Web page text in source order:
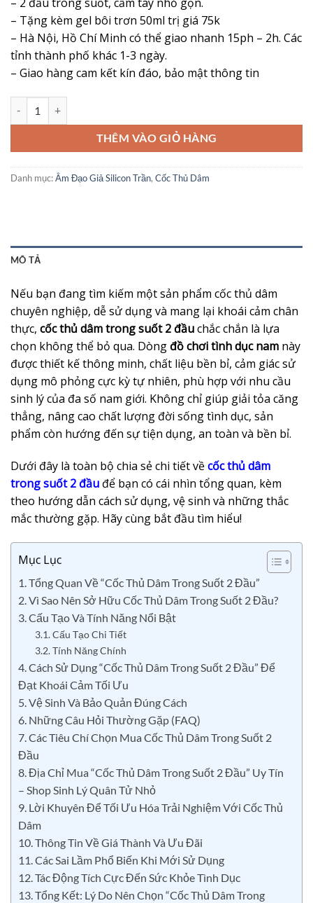
245,000 ₫.
– Tặng kèm gel bôi trơn 50ml trị giá 75k
– Hà Nội, Hồ Chí Minh có thể giao nhanh 15ph – 2h. Các
tỉnh thành phố khác 1-3 ngày.
– Giao hàng cam kết kín đáo, bảo mật thông tin
THÊM VÀO GIỎ HÀNG
Danh mục:Âm Đạo Giả Silicon Trần, Cốc Thủ Dâm
MÔ TẢ
Nếu bạn đang tìm kiếm một sản phẩm cốc thủ dâm
chuyên nghiệp, dễ sử dụng và mang lại khoái cảm chân
thực, cốc thủ dâm trong suốt 2 đầuchắc chắn là lựa
chọn không thể bỏ qua. Dòngđồ chơi tình dục nam này
được thiết kế thông minh, chất liệu bền bỉ, cảm giác sử
dụng mô phỏng cực kỳ tự nhiên, phù hợp với nhu cầu
sinh lý của đa số nam giới. Không chỉ giúp giải tỏa căng
thẳng, nâng cao chất lượng đời sống tình dục, sản
phẩm còn hướng đến sự tiện dụng, an toàn và bền bỉ.
Dưới đây là toàn bộ chia sẻ chi tiết vềcốc thủ dâm
trong suốt 2 đầu để bạn có cái nhìn tổng quan, kèm
theo hướng dẫn cách sử dụng, vệ sinh và những thắc
mắc thường gặp. Hãy cùng bắt đầu tìm hiểu!
Mục Lục
1. Tổng Quan Về “Cốc Thủ Dâm Trong Suốt 2 Đầu”
2. Vì Sao Nên Sở Hữu Cốc Thủ Dâm Trong Suốt 2 Đầu?
3. Cấu Tạo Và Tính Năng Nổi Bật
3.1. Cấu Tạo Chi Tiết
3.2. Tính Năng Chính
4. Cách Sử Dụng “Cốc Thủ Dâm Trong Suốt 2 Đầu” Để
Đạt Khoái Cảm Tối Ưu
5. Vệ Sinh Và Bảo Quản Đúng Cách
6. Những Câu Hỏi Thường Gặp (FAQ)
7. Các Tiêu Chí Chọn Mua Cốc Thủ Dâm Trong Suốt 2
Đầu
8. Địa Chỉ Mua “Cốc Thủ Dâm Trong Suốt 2 Đầu” Uy Tín
– Shop Sinh Lý Quân Tử Nhỏ
9. Lời Khuyên Để Tối Ưu Hóa Trải Nghiệm Với Cốc Thủ
Dâm
10. Thông Tin Về Giá Thành Và Ưu Đãi
11. Các Sai Lầm Phổ Biến Khi Mới Sử Dụng
12. Tác Động Tích Cực Đến Sức Khỏe Tình Dục
13. Tổng Kết: Lý Do Nên Chọn “Cốc Thủ Dâm Trong